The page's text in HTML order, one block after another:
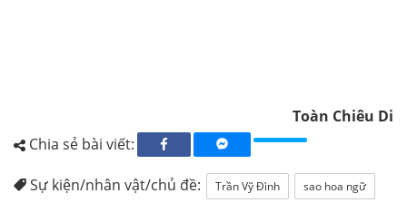
Toàn Chiêu Di
Chia sẻ bài viết:
Sự kiện/nhân vật/chủ đề: Trần Vỹ Đình
sao hoa ngữ